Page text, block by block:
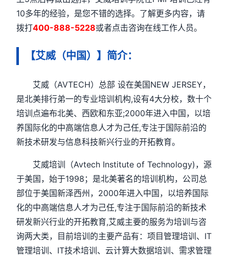
10多年的经验，是您不错的选择。了解更多内容，请
拨打400-888-5228或者点击咨询在线工作人员。
【艾威（中国）】简介：
艾威（AVTECH）总部 设在美国NEW JERSEY，
是北美排行弟一的专业培训机构,设有4大分校，数十个
培训点遍布北美、西欧和东亚;2000年进入中国，以培
养国际化的中高端信息人才为己任,专注于国际前沿的
新技术研发与信息科技新兴行业的开拓教育。
艾威培训（Avtech Institute of Technology)，源
于美国，始于1998；是北美著名的培训机构，公司总
部位于美国新泽西州，2000年进入中国，以培养国际
化的中高端信息人才为己任,专注于国际前沿的新技术
研发新兴行业的开拓教育,艾威主要的服务为培训与咨
询两大类，目前培训的主要产品有：项目管理培训、IT
管理培训、IT技术培训、云计算大数据培训、需求管理